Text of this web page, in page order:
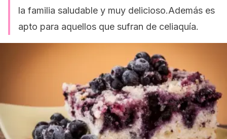
la familia saludable y muy delicioso.Además es
apto para aquellos que sufran de celiaquía.